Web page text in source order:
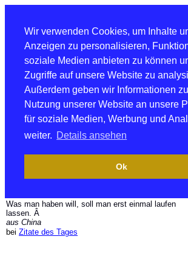
Wir verwenden Cookies, um Inhalte
Anzeigen zu personalisieren,
soziale Medien anbieten zu können
Zugriffe auf unsere Website zu
Außerdem geben wir Informationen
Nutzung unserer Website an unsere
für soziale Medien, Werbung und
weiter. Details ansehen
Ok
Was man haben will, soll man erst einmal laufen
lassen. Â
aus China
bei Zitate des Tages